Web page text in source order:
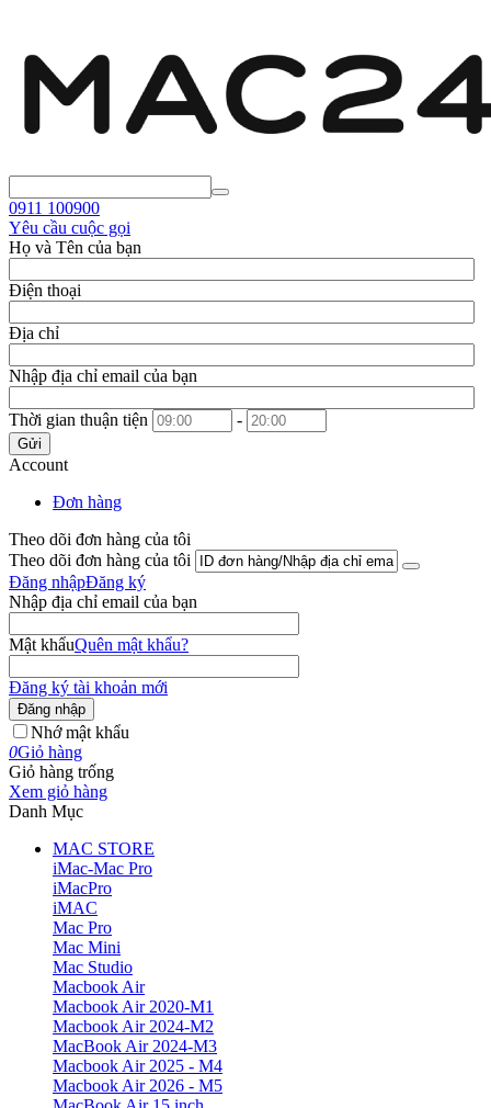
0911 100900
Yêu cầu cuộc gọi
Họ và Tên của bạn
Điện thoại
Địa chỉ
Nhập địa chỉ email của bạn
Thời gian thuận tiện -
Gửi
Account
Đơn hàng
Theo dõi đơn hàng của tôi
Theo dõi đơn hàng của tôi
Đăng nhậpĐăng ký
Nhập địa chỉ email của bạn
Mật khẩuQuên mật khẩu?
Đăng ký tài khoản mới
Đăng nhập
Nhớ mật khẩu
0Giỏ hàng
Giỏ hàng trống
Xem giỏ hàng
Danh Mục
MAC STORE
iMac-Mac Pro
iMacPro
iMAC
Mac Pro
Mac Mini
Mac Studio
Macbook Air
Macbook Air 2020-M1
Macbook Air 2024-M2
MacBook Air 2024-M3
Macbook Air 2025 - M4
Macbook Air 2026 - M5